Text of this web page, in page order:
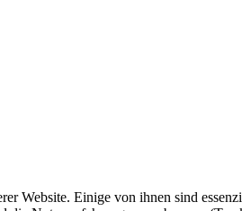
Website. Einige von ihnen sind